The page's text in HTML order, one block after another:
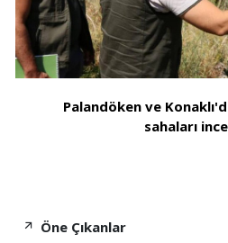
Palandöken ve
sahaları
Öne Çıkanlar